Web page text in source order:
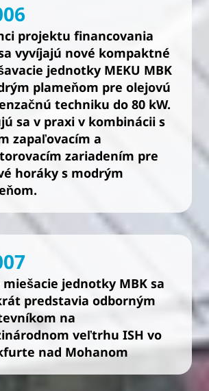
projektu financovania
vyvíjajú nové kompaktné
jednotky MEKU MBK
plameňom pre olejovú
techniku do 80 kW.
sa v praxi v kombinácii s
zapaľovacím a
zariadením pre
horáky s modrým
miešacie jednotky MBK sa
predstavia odborným
na
veľtrhu ISH vo
nad Mohanom